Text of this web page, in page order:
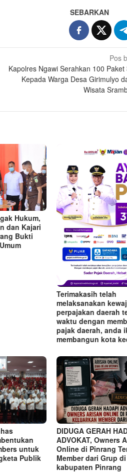
SEBARKAN
Pos
Kapolres Ngawi Serahkan 100 Paket
Kepada Warga Desa Girimulyo
Wisata
Hukum,
dan Kajari
Bukti
Terimakasih telah
melaksanakan
perpajakan daerah
waktu dengan
pajak daerah, anda
membangun kota
untuk
Publik
DIDUGA GERAH
ADVOKAT, Owners
Online di Pinrang
Member dari Grup di
kabupaten Pinrang